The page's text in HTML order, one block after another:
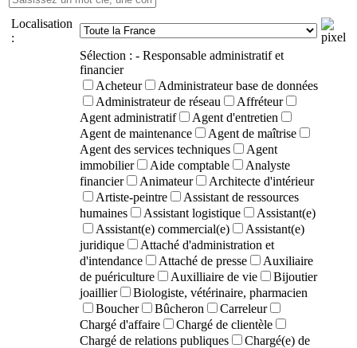
Localisation
:
Sélection : - Responsable administratif et
financier
Acheteur
Administrateur base de données
Administrateur de réseau
Affréteur
Agent administratif
Agent d'entretien
Agent de maintenance
Agent de maîtrise
Agent des services techniques
Agent
immobilier
Aide comptable
Analyste
financier
Animateur
Architecte d'intérieur
Artiste-peintre
Assistant de ressources
humaines
Assistant logistique
Assistant(e)
Assistant(e) commercial(e)
Assistant(e)
juridique
Attaché d'administration et
d'intendance
Attaché de presse
Auxiliaire
de puériculture
Auxilliaire de vie
Bijoutier
joaillier
Biologiste, vétérinaire, pharmacien
Boucher
Bûcheron
Carreleur
Chargé d'affaire
Chargé de clientèle
Chargé de relations publiques
Chargé(e) de